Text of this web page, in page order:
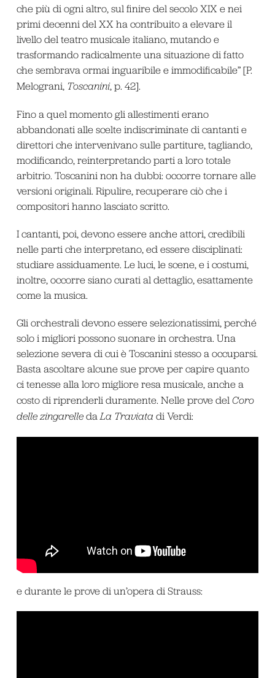
che più di ogni altro, sul finire del secolo XIX e nei
primi decenni del XX ha contribuito a elevare il
livello del teatro musicale italiano, mutando e
trasformando radicalmente una situazione di fatto
che sembrava ormai inguaribile e immodificabile” [P.
Melograni, Toscanini, p. 42].
Fino a quel momento gli allestimenti erano
abbandonati alle scelte indiscriminate di cantanti e
direttori che intervenivano sulle partiture, tagliando,
modificando, reinterpretando parti a loro totale
arbitrio. Toscanini non ha dubbi: occorre tornare alle
versioni originali. Ripulire, recuperare ciò che i
compositori hanno lasciato scritto.
I cantanti, poi, devono essere anche attori, credibili
nelle parti che interpretano, ed essere disciplinati:
studiare assiduamente. Le luci, le scene, e i costumi,
inoltre, occorre siano curati al dettaglio, esattamente
come la musica.
Gli orchestrali devono essere selezionatissimi, perché
solo i migliori possono suonare in orchestra. Una
selezione severa di cui è Toscanini stesso a occuparsi.
Basta ascoltare alcune sue prove per capire quanto
ci tenesse alla loro migliore resa musicale, anche a
costo di riprenderli duramente. Nelle prove del Coro
delle zingarelledaLa Traviata di Verdi:
e durante le prove di un’opera di Strauss: